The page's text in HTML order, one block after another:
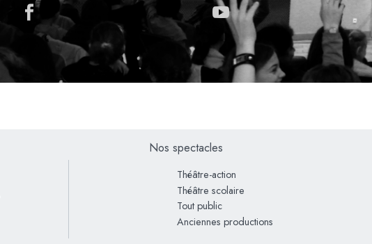
Nos spectacles
Théâtre-action
Théâtre scolaire
Tout public
Anciennes productions